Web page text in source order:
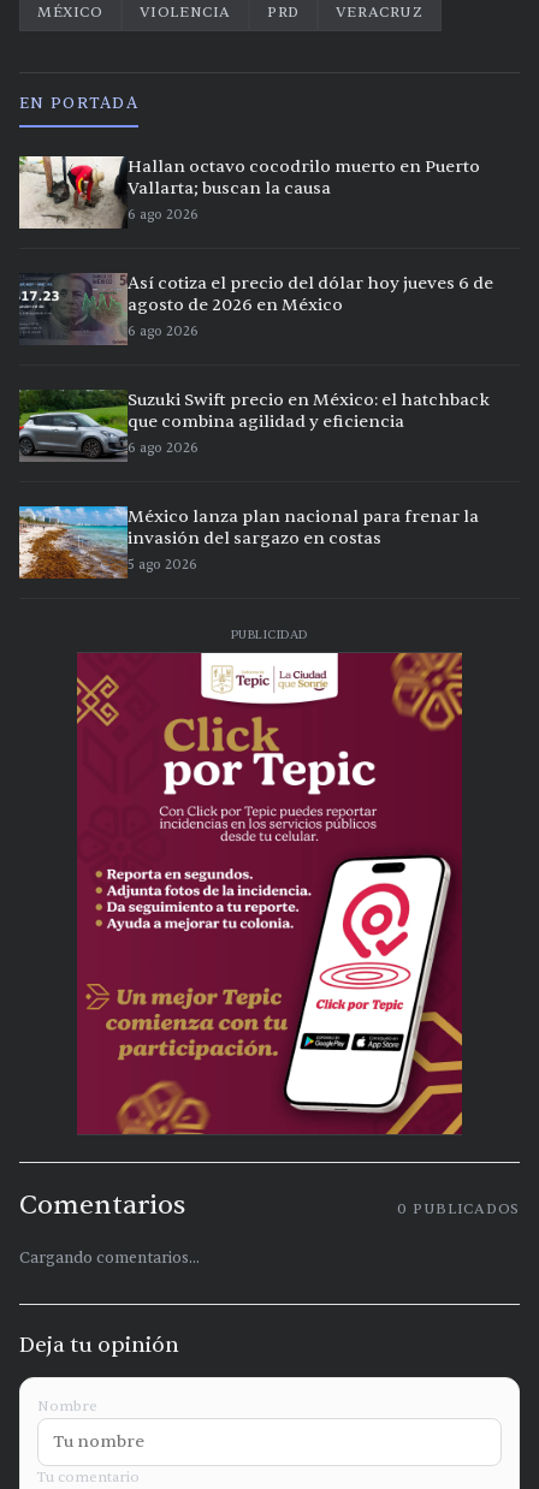
MÉXICO VIOLENCIA PRD VERACRUZ
EN PORTADA
Hallan octavo cocodrilo muerto en Puerto
Vallarta; buscan la causa
6 ago 2026
Así cotiza el precio del dólar hoy jueves 6 de
agosto de 2026 en México
6 ago 2026
Suzuki Swift precio en México: el hatchback
que combina agilidad y eficiencia
6 ago 2026
México lanza plan nacional para frenar la
invasión del sargazo en costas
5 ago 2026
PUBLICIDAD
Comentarios 0 PUBLICADOS
Cargando comentarios...
Deja tu opinión
Nombre
Tu comentario